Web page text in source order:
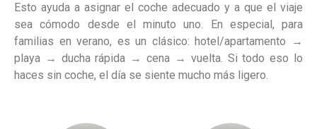
Esto ayuda a asignar el coche adecuado y a que el viaje
sea cómodo desde el minuto uno. En especial, para
familias en verano, es un clásico: hotel/apartamento →
playa → ducha rápida → cena → vuelta. Si todo eso lo
haces sin coche, el día se siente mucho más ligero.